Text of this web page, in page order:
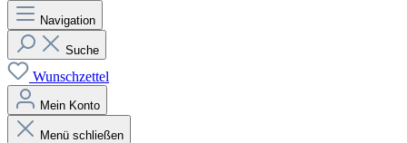
Navigation
Suche
Wunschzettel
Mein Konto
Menü schließen